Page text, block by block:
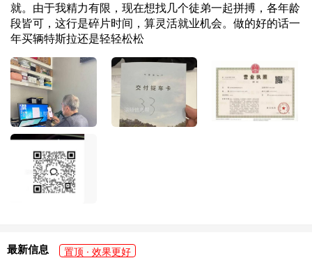
就。由于我精力有限，现在想找几个徒弟一起拼搏，各年龄
段皆可，这行是碎片时间，算灵活就业机会。做的好的话一
年买辆特斯拉还是轻轻松松
最新信息 置顶 · 效果更好